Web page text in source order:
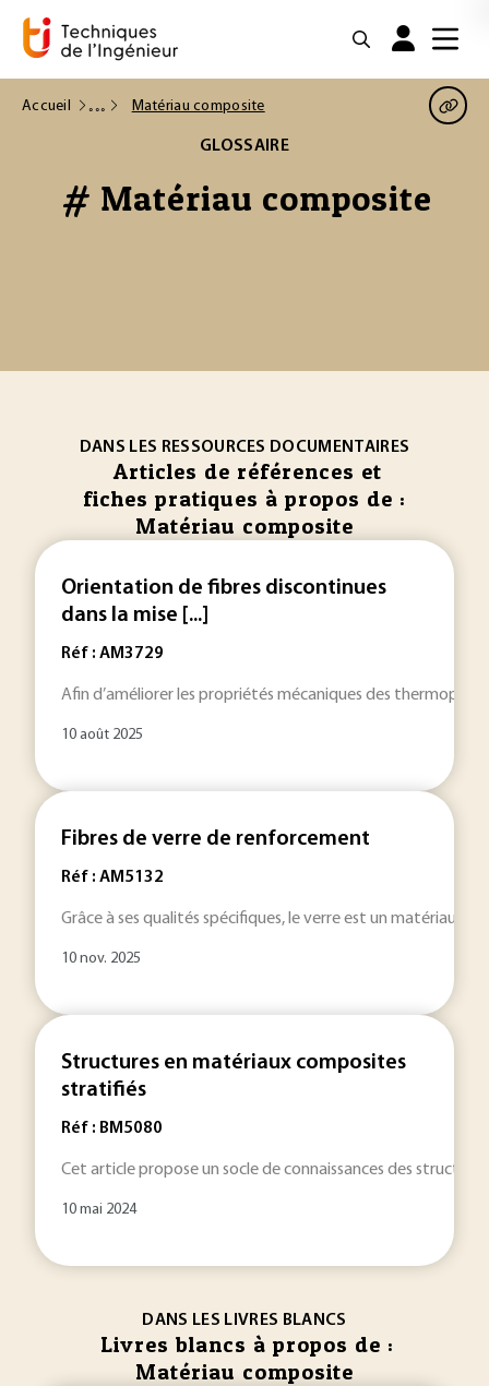
Accueil Matériau composite
GLOSSAIRE
# Matériau composite
DANS LES RESSOURCES DOCUMENTAIRES
Articles de références et
fiches pratiques à propos de :
Matériau composite
Orientation de fibres discontinues
dans la mise [...]
Réf : AM3729
Afin d’améliorer les propriétés mécaniques des
10 août 2025
Fibres de verre de renforcement
Réf : AM5132
Grâce à ses qualités spécifiques, le verre est un matériau
10 nov. 2025
Structures en matériaux composites
stratifiés
Réf : BM5080
Cet article propose un socle de connaissances des
10 mai 2024
DANS LES LIVRES BLANCS
Livres blancs à propos de :
Matériau composite